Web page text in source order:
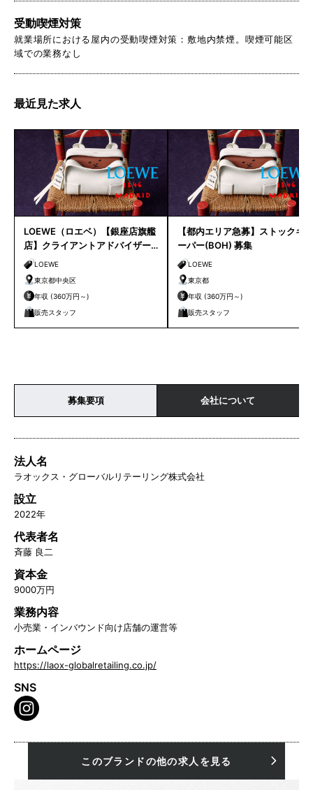
受動喫煙対策
就業場所における屋内の受動喫煙対策：敷地内禁煙。喫煙可能区
域での業務なし
最近見た求人
LOEWE（ロエベ）【銀座店旗艦
店】クライアントアドバイザー
／シニアクライアントアドバイ
ザー募集
LOEWE
東京都中央区
年収 (360万円～)
販売スタッフ
【都内エリア急募】ストックキ
ーパー(BOH) 募集
LOEWE
東京都
年収 (360万円～)
販売スタッフ
募集要項 会社について
法人名
ラオックス・グローバルリテーリング株式会社
設立
2022年
代表者名
斉藤 良二
資本金
9000万円
業務内容
小売業・インバウンド向け店舗の運営等
ホームページ
https://laox-globalretailing.co.jp/
SNS
このブランドの他の求人を見る